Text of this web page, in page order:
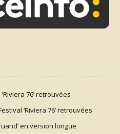
76’ retrouvées
‘Riviera 76’ retrouvées
en version longue